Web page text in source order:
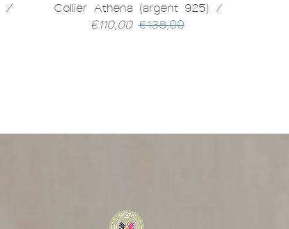
/
Collier Athena (argent 925) /
€110,00 €138,00